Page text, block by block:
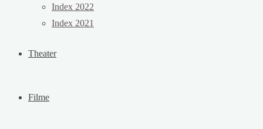
Index 2022
Index 2021
Theater
Filme